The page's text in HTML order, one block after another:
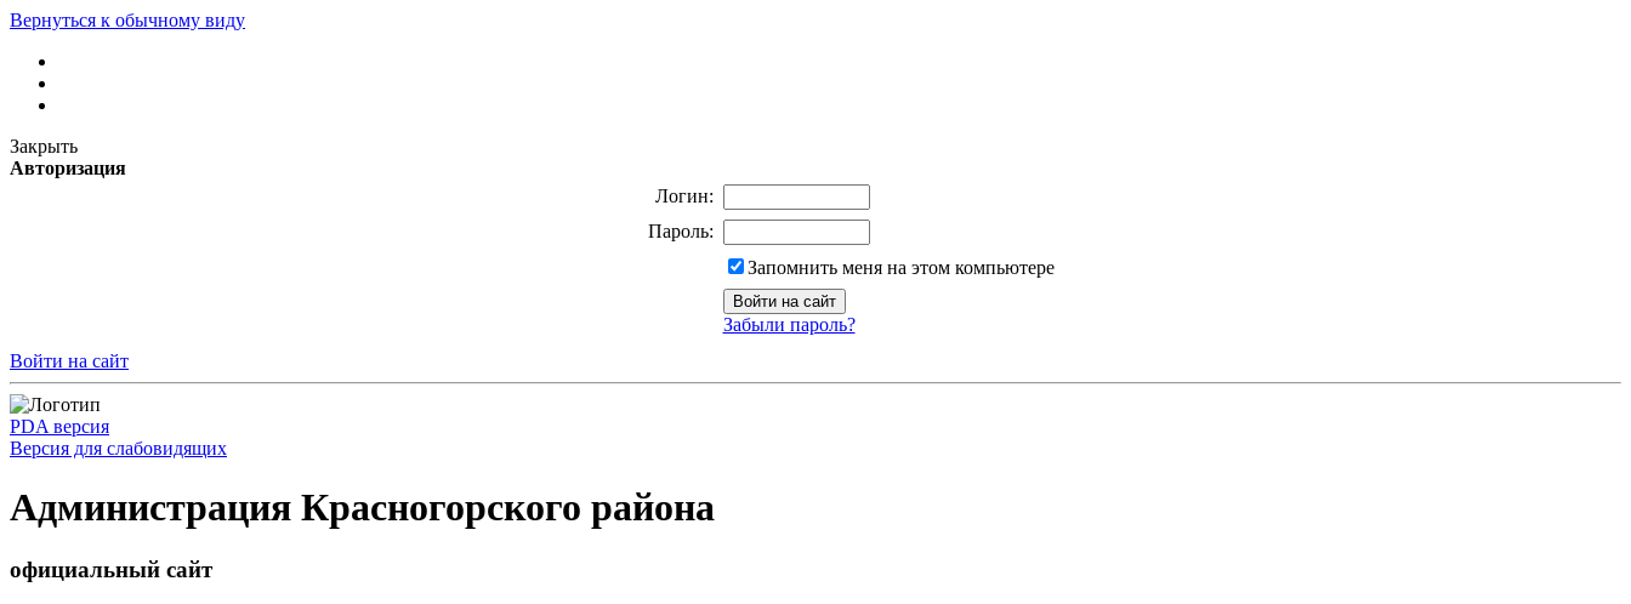
Вернуться к обычному виду
Закрыть
Авторизация
Логин:
Пароль:
Запомнить меня на этом компьютере
Забыли пароль?
Войти на сайт
PDA версия
Версия для слабовидящих
Администрация Красногорского района
официальный сайт